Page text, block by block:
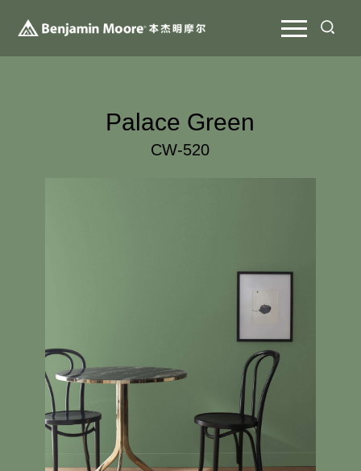
Palace Green
CW-520